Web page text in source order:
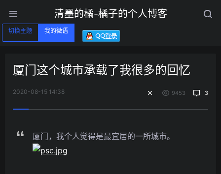
清墨的橘-橘子的个人博客
切换主题 我的微语
厦门这个城市承载了我很多的回忆
2020-08-15 14:38 9453 3
厦门，我个人觉得是最宜居的一所城市。